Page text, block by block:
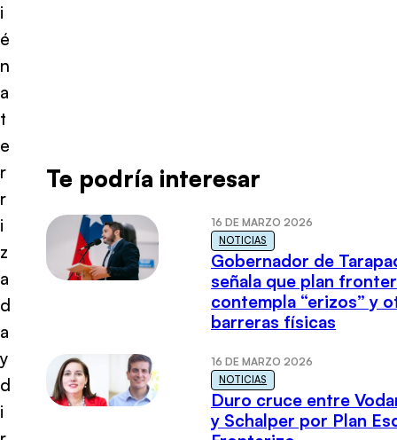
i
é
n
a
t
e
r
r
i
z
a
d
a
y
d
i
Te podría interesar
16 DE MARZO 2026
NOTICIAS
Gobernador de
señala que plan
contempla “erizos” y
barreras físicas
16 DE MARZO 2026
NOTICIAS
Duro cruce entre
y Schalper por Plan